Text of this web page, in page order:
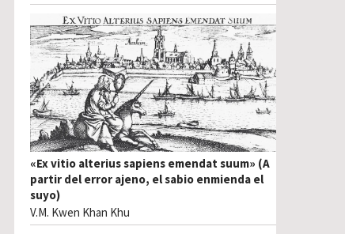
«Ex vitio alterius sapiens emendat suum» (A
partir del error ajeno, el sabio enmienda el
suyo)
V.M. Kwen Khan Khu